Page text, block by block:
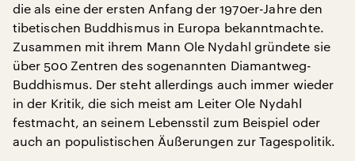
die als eine der ersten Anfang der 1970er-Jahre den
tibetischen Buddhismus in Europa bekanntmachte.
Zusammen mit ihrem Mann Ole Nydahl gründete sie
über 500 Zentren des sogenannten Diamantweg-
Buddhismus. Der steht allerdings auch immer wieder
in der Kritik, die sich meist am Leiter Ole Nydahl
festmacht, an seinem Lebensstil zum Beispiel oder
auch an populistischen Äußerungen zur Tagespolitik.